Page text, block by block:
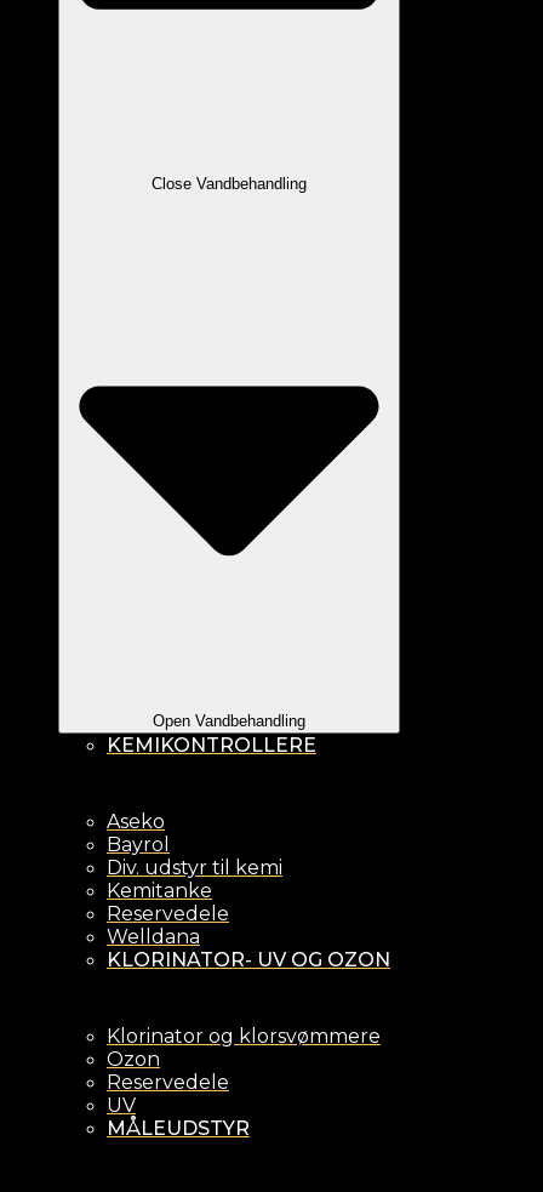
Close Vandbehandling
Open Vandbehandling
KEMIKONTROLLERE
Aseko
Bayrol
Div. udstyr til kemi
Kemitanke
Reservedele
Welldana
KLORINATOR- UV OG OZON
Klorinator og klorsvømmere
Ozon
Reservedele
UV
MÅLEUDSTYR